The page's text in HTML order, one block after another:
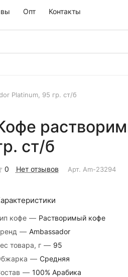
Опт Контакты
Platinum, 95 гр. ст/б
ст/б
0 Нет отзывов Арт. Am-23294
кофе — Растворимый кофе
— Ambassador
товара, г — 95
— Средняя
— 100% Арабика